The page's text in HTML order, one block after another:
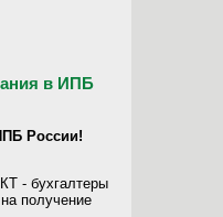
в ИПБ
России!
- бухгалтеры
получение